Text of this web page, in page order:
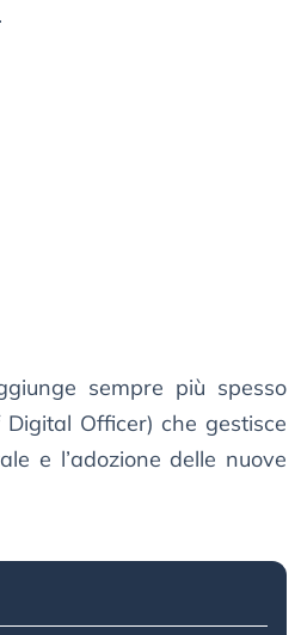
sempre più spesso
Digital Officer) che gestisce
e l’adozione delle nuove